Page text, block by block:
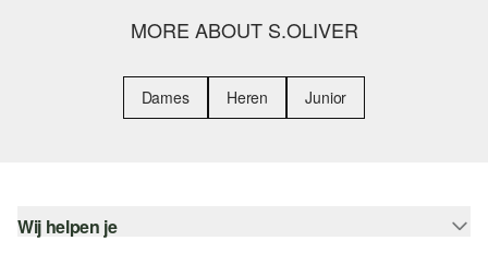
MORE ABOUT S.OLIVER
Dames Heren Junior
Wij helpen je